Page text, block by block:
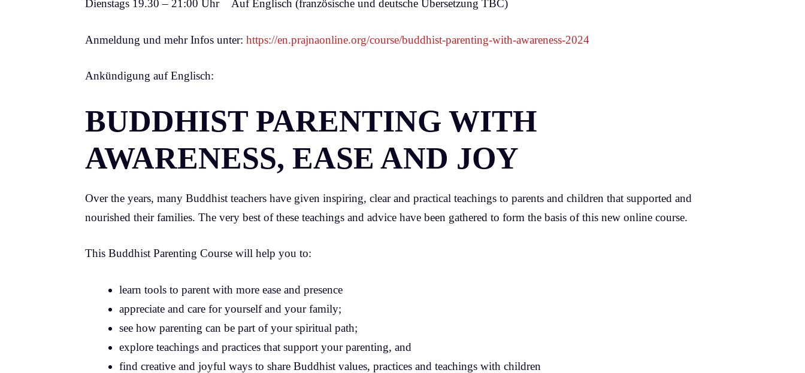
Dienstags 19.30 – 21:00 Uhr Auf Englisch (französische und deutsche Übersetzung TBC)
Anmeldung und mehr Infos unter: https://en.prajnaonline.org/course/buddhist-parenting-with-awareness-2024
Ankündigung auf Englisch:
BUDDHIST PARENTING WITH
AWARENESS, EASE AND JOY
Over the years, many Buddhist teachers have given inspiring, clear and practical teachings to parents and children that supported and
nourished their families. The very best of these teachings and advice have been gathered to form the basis of this new online course.
This Buddhist Parenting Course will help you to:
learn tools to parent with more ease and presence
appreciate and care for yourself and your family;
see how parenting can be part of your spiritual path;
explore teachings and practices that support your parenting, and
find creative and joyful ways to share Buddhist values, practices and teachings with children